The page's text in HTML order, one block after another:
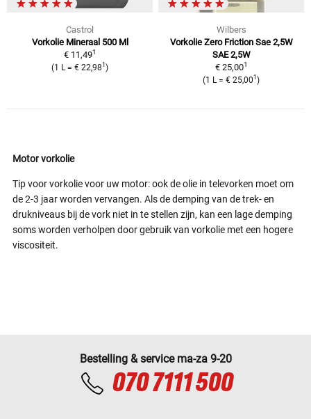
Castrol
Vorkolie Mineraal 500 Ml
€ 11,491
(1 L = € 22,981 )
Wilbers
Vorkolie Zero Friction Sae 2,5W
SAE 2,5W
€ 25,001
(1 L = € 25,001 )
Motor vorkolie
Tip voor vorkolie voor uw motor: ook de olie in televorken moet om
de 2-3 jaar worden vervangen. Als de demping van de trek- en
drukniveaus bij de vork niet in te stellen zijn, kan een lage demping
soms worden verholpen door gebruik van vorkolie met een hogere
viscositeit.
Bestelling & service ma-za 9-20
070 7111 500